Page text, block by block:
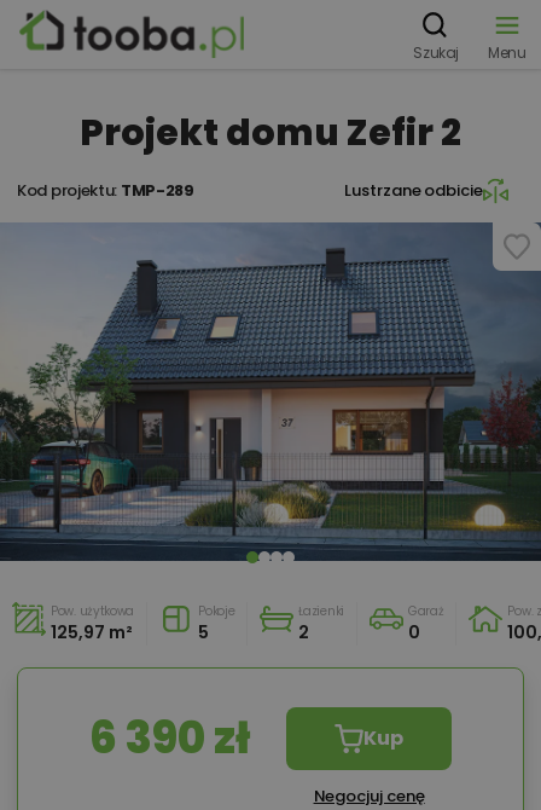
Szukaj Menu
Projekt domu Zefir 2
Kod projektu: TMP-289 Lustrzane odbicie
Pow. użytkowa
125,97 m²
Pokoje
5
Łazienki
2
Garaż
0
Pow.
6 390 zł Kup
Negocjuj cenę